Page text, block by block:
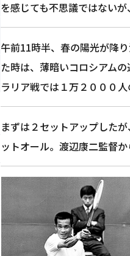
を感じても不思議ではない
午前11時半、春の陽光が降
た時は、薄暗いコロシアム
ラリア戦では１万２０００
まずは２セットアップした
ットオール。渡辺康二監督